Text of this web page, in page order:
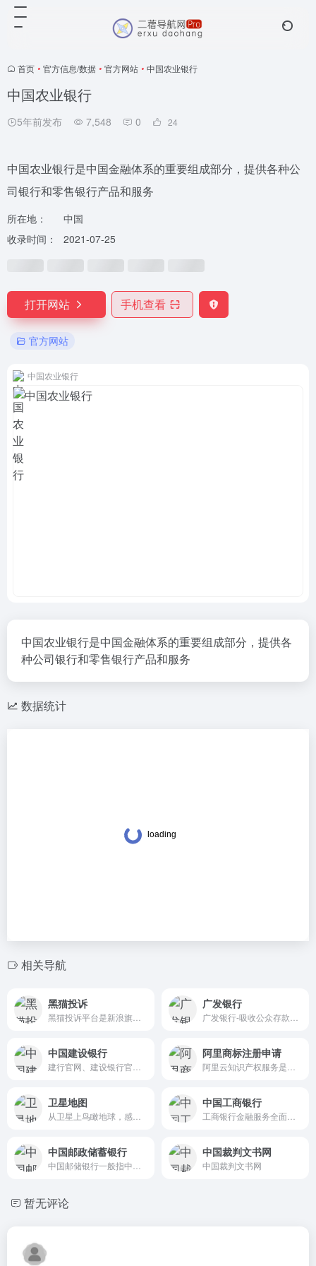
首页 • 官方信息/数据 • 官方网站 • 中国农业银行
中国农业银行
5年前发布 7,548 0 24
中国农业银行是中国金融体系的重要组成部分，提供各种公
司银行和零售银行产品和服务
所在地：
中国
收录时间：
2021-07-25
打开网站 手机查看
官方网站
中国农业银行
中国农业银行是中国金融体系的重要组成部分，提供各
种公司银行和零售银行产品和服务
数据统计
相关导航
黑猫投诉 广发银行
中国建设银行 阿里商标注册申请
卫星地图 中国工商银行
中国邮政储蓄银行 中国裁判文书网
中国裁判文书网
暂无评论